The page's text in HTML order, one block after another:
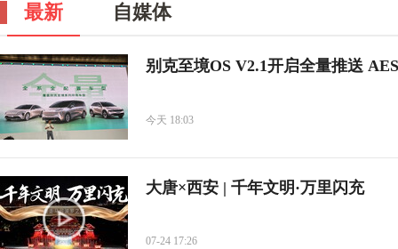
最新 自媒体
别克至境OS V2.1开启全量推送
今天 18:03
大唐×西安 | 千年文明·万里闪充
07-24 17:26